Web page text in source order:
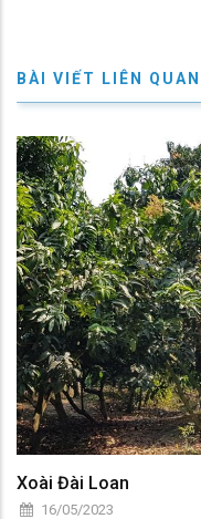
BÀI VIẾT LIÊN QUAN
Xoài Đài Loan
16/05/2023